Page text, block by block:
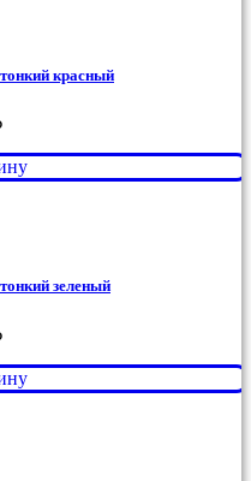
красный
зеленый